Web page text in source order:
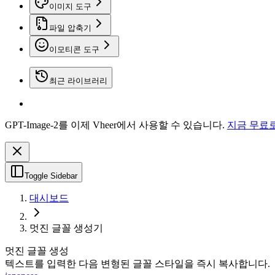
이미지 도구
파일 압축기
이모티콘 도구
최근 라이브러리
GPT-Image-2를 이제 Vheer에서 사용할 수 있습니다. 지금 무료
Toggle Sidebar
대시보드
멋진 글꼴 생성기
멋진 글꼴 생성
텍스트를 입력한 다음 변형된 글꼴 스타일을 즉시 복사합니다.